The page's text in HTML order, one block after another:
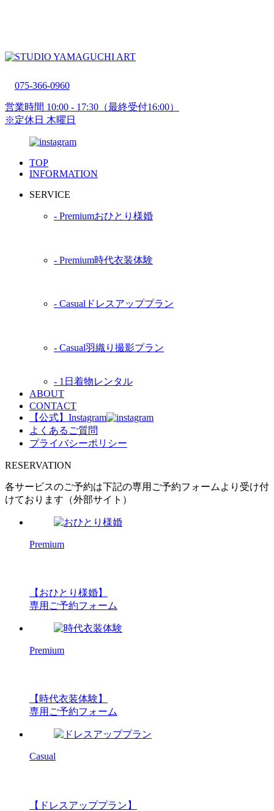
075-366-0960
営業時間 10:00 - 17:30（最終受付16:00）
※定休日 木曜日
TOP
INFORMATION
SERVICE
‐ Premiumおひとり様婚
‐ Premium時代衣装体験
‐ Casual ドレスアッププラン
‐ Casual羽織り撮影プラン
‐ 1日着物レンタル
ABOUT
CONTACT
【公式】Instagram
よくあるご質問
プライバシーポリシー
RESERVATION
各サービスのご予約は下記の専用ご予約フォームより受け付
けております（外部サイト）
Premium
【おひとり様婚】
専用ご予約フォーム
Premium
【時代衣装体験】
専用ご予約フォーム
Casual
【ドレスアッププラン】